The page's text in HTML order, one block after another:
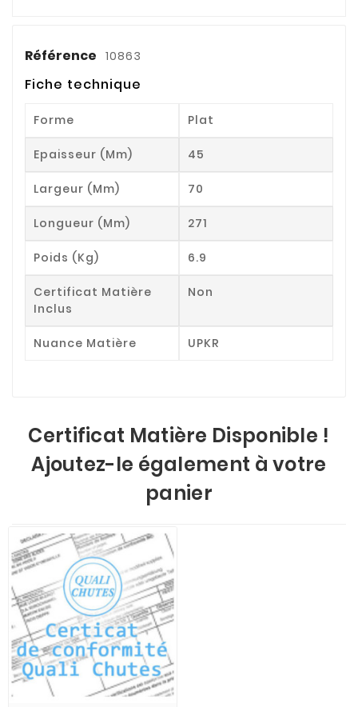
Référence 10863
Fiche technique
Forme Plat
Epaisseur (mm) 45
Largeur (mm) 70
Longueur (mm) 271
Poids (kg) 6.9
Certificat Matière
Inclus
Non
Nuance Matière UPKR
Certificat Matière Disponible !
Ajoutez-le également à votre
panier